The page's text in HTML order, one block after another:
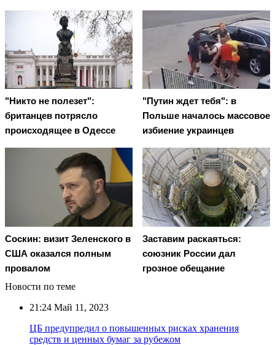
"Никто не полезет":
британцев потрясло
происходящее в Одессе
"Путин ждет тебя": в
Польше началось массовое
избиение украинцев
Соскин: визит Зеленского в
США оказался полным
провалом
Заставим раскаяться:
союзник России дал
грозное обещание
Новости по теме
21:24 Май 11, 2023
ЦБ предупредил о повышенных рисках хранения
средств и ценных бумаг за рубежом